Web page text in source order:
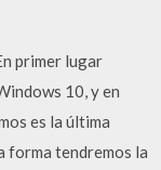
primer lugar
10, y en
es la última
forma tendremos la